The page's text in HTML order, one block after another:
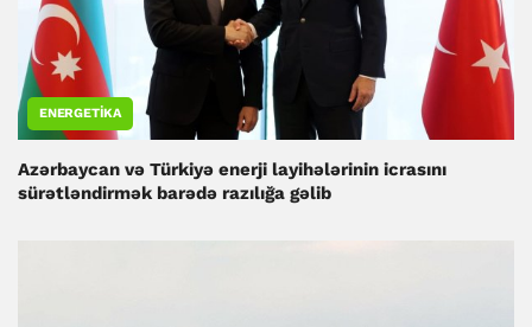
ENERGETIKA
Azərbaycan və Türkiyə enerji layihələrinin icrasını
sürətləndirmək barədə razılığa gəlib